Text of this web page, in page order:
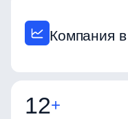
Компания
12+